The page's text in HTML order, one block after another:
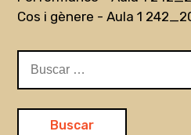
Cos i gènere - Aula 1